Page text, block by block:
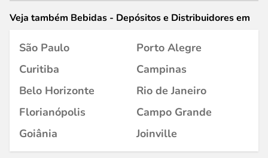
Veja também Bebidas - Depósitos e Distribuidores em
São Paulo
Porto Alegre
Curitiba
Campinas
Belo Horizonte
Rio de Janeiro
Florianópolis
Campo Grande
Goiânia
Joinville